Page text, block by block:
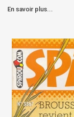
En savoir plus...